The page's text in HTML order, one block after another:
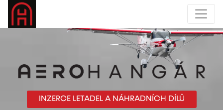
INZERCE LETADEL A NÁHRADNÍCH DÍLŮ